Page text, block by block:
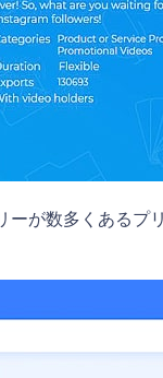
ーが数多くあるプ